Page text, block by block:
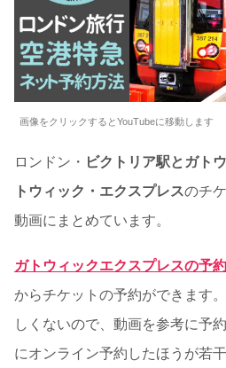
画像をクリックするとYouTubeに移動します
ロンドン・ ビクトリア駅とガト
トウィック・エクスプレスのチ
動画にまとめています。
ガトウィックエクスプレスの予
からチケットの予約ができます
しくないので、動画を参考に予
にオンライン予約したほうが若